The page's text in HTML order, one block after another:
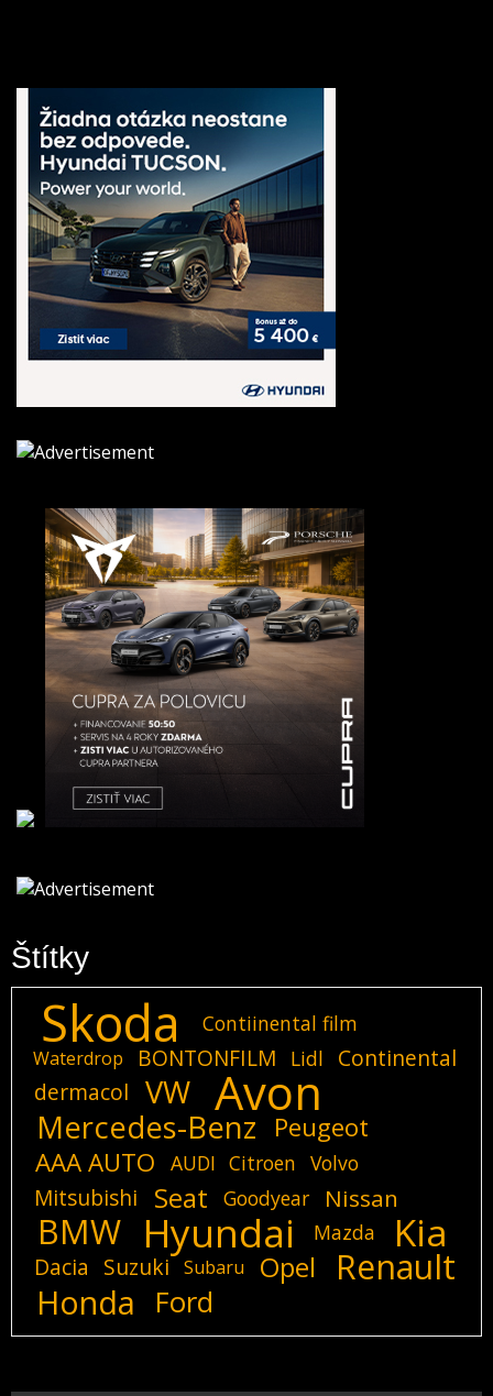
Štítky
Skoda Contiinental film
Waterdrop BONTONFILM Lidl
Continental
dermacol
VW Avon
Mercedes-Benz
Peugeot
AAA AUTO
AUDI Citroen Volvo
Mitsubishi Seat Goodyear Nissan
BMW Hyundai Mazda Kia
Dacia Suzuki Subaru Opel Renault
Honda Ford